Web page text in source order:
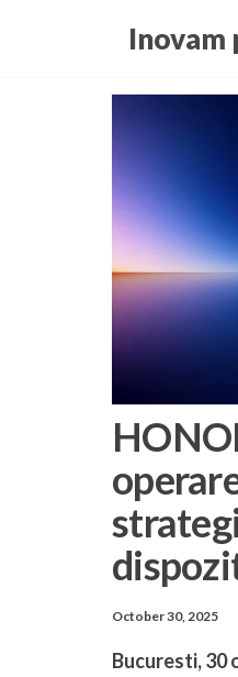
October 30, 2025
Bucuresti, 30